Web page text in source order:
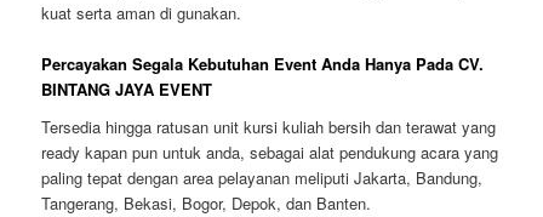
kuat serta aman di gunakan.
Percayakan Segala Kebutuhan Event Anda Hanya Pada CV.
BINTANG JAYA EVENT
Tersedia hingga ratusan unit kursi kuliah bersih dan terawat yang
ready kapan pun untuk anda, sebagai alat pendukung acara yang
paling tepat dengan area pelayanan meliputi Jakarta, Bandung,
Tangerang, Bekasi, Bogor, Depok, dan Banten.